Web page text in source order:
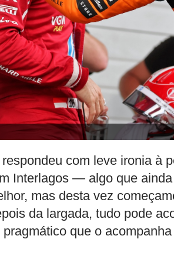
com leve ironia à
Interlagos — algo que
mas desta vez
da largada, tudo pode
que o